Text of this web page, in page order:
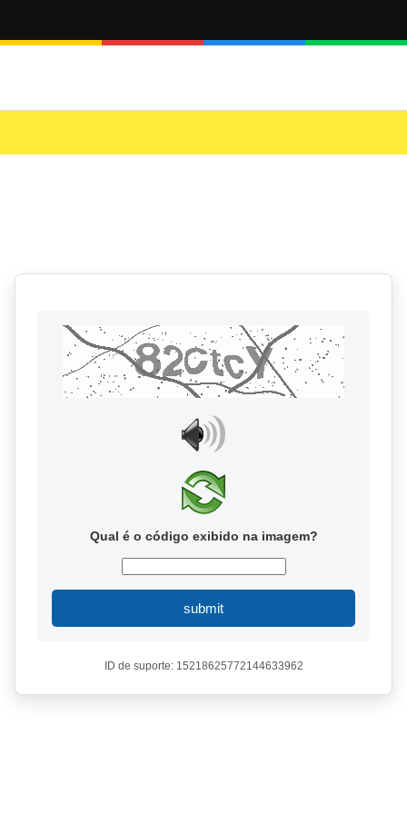
Qual é o código exibido na imagem?
submit
ID de suporte: 15218625772144633962